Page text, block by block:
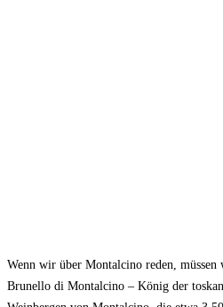
Wenn wir über Montalcino reden, müssen
Brunello di Montalcino – König der